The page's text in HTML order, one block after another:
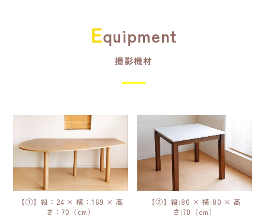
Equipment
撮影機材
【①】縦：24 × 横：169 × 高
さ：70（cm）
【②】縦:80 × 横:80 × 高
さ:70（cm）